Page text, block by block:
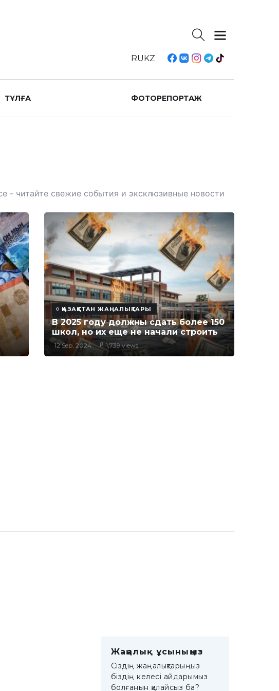
RUKZ
ТҰЛҒА ФОТОРЕПОРТАЖ
- читайте свежие события и эксклюзивные новости
ҚАЗАҚСТАН ЖАҢАЛЫҚТАРЫ
В 2025 году должны сдать более 150
школ, но их еще не начали строить
12 Sep, 2024 1,739 views
Жаңалық ұсыныңыз
Сіздің жаңалықтарыңыз
біздің келесі айдарымыз
болғанын қалайсыз ба?